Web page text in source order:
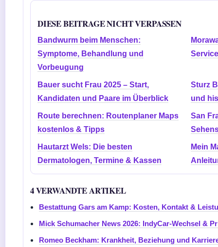
DIESE BEITRAGE NICHT VERPASSEN
Bandwurm beim Menschen:
Symptome, Behandlung und
Vorbeugung
Bauer sucht Frau 2025 – Start,
Kandidaten und Paare im Überblick
Sturz
und
Route berechnen: Routenplaner Maps
kostenlos & Tipps
San
Hautarzt Wels: Die besten
Dermatologen, Termine & Kassen
Mein
4 VERWANDTE ARTIKEL
Bestattung Gars am Kamp: Kosten, Kontakt &
Mick Schumacher News 2026: IndyCar-Wechsel &
Romeo Beckham: Krankheit, Beziehung und